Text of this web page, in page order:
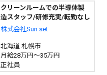
クリーンルームでの半導体製
造スタッフ/研修充実/転勤なし
株式会社Sun set
北海道 札幌市
月給28万円～35万円
正社員